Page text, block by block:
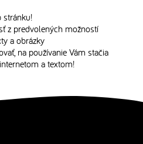
stránku!
z predvolených možností
a obrázky
na používanie Vám stačia
a textom!